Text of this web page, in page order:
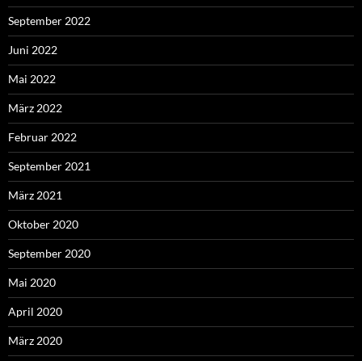
September 2022
Juni 2022
Mai 2022
März 2022
Februar 2022
September 2021
März 2021
Oktober 2020
September 2020
Mai 2020
April 2020
März 2020